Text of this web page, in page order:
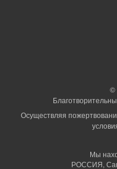
©
Осуществляя
Мы
РОССИЯ,